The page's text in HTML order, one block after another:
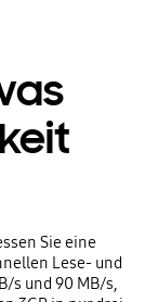
Sie eine
Lese- und
s und 90 MB/s,